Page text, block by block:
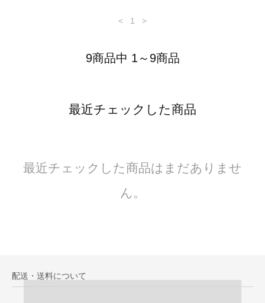
< 1 >
9商品中 1～9商品
最近チェックした商品
最近チェックした商品はまだありませ
ん。
配送・送料について